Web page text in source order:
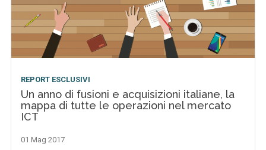
REPORT ESCLUSIVI
Un anno di fusioni e acquisizioni italiane, la
mappa di tutte le operazioni nel mercato
ICT
01 Mag 2017